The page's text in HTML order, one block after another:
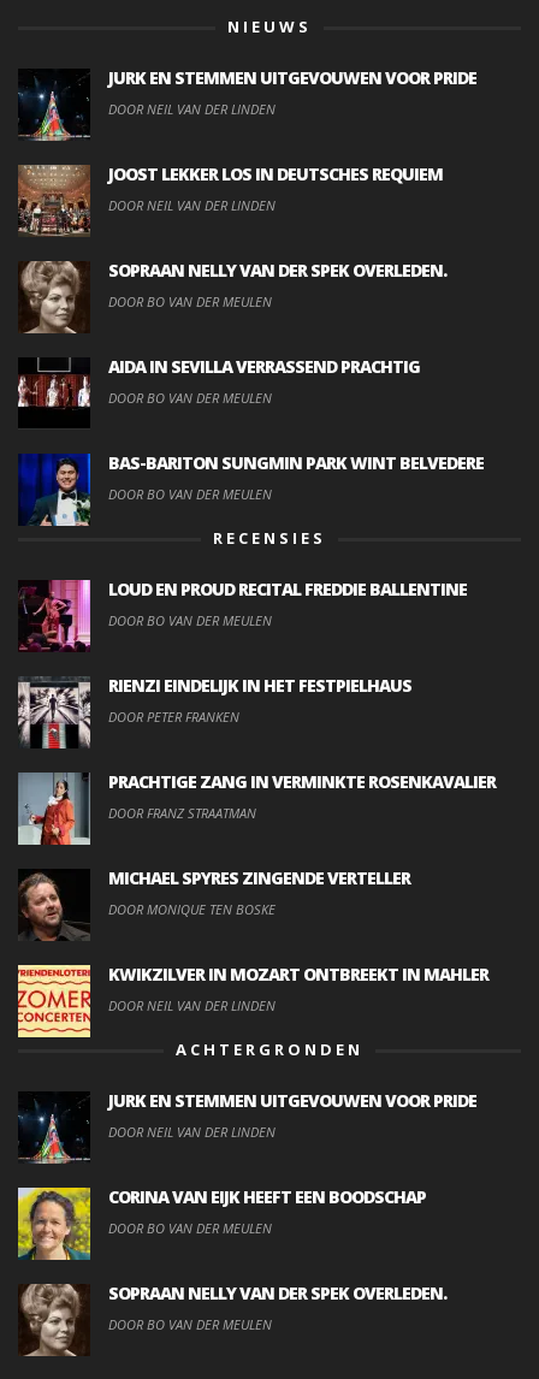
NIEUWS
JURK EN STEMMEN UITGEVOUWEN VOOR PRIDE
DOOR NEIL VAN DER LINDEN
JOOST LEKKER LOS IN DEUTSCHES REQUIEM
DOOR NEIL VAN DER LINDEN
SOPRAAN NELLY VAN DER SPEK OVERLEDEN.
DOOR BO VAN DER MEULEN
AIDA IN SEVILLA VERRASSEND PRACHTIG
DOOR BO VAN DER MEULEN
BAS-BARITON SUNGMIN PARK WINT BELVEDERE
DOOR BO VAN DER MEULEN
RECENSIES
LOUD EN PROUD RECITAL FREDDIE BALLENTINE
DOOR BO VAN DER MEULEN
RIENZI EINDELIJK IN HET FESTPIELHAUS
DOOR PETER FRANKEN
PRACHTIGE ZANG IN VERMINKTE ROSENKAVALIER
DOOR FRANZ STRAATMAN
MICHAEL SPYRES ZINGENDE VERTELLER
DOOR MONIQUE TEN BOSKE
KWIKZILVER IN MOZART ONTBREEKT IN MAHLER
DOOR NEIL VAN DER LINDEN
ACHTERGRONDEN
JURK EN STEMMEN UITGEVOUWEN VOOR PRIDE
DOOR NEIL VAN DER LINDEN
CORINA VAN EIJK HEEFT EEN BOODSCHAP
DOOR BO VAN DER MEULEN
SOPRAAN NELLY VAN DER SPEK OVERLEDEN.
DOOR BO VAN DER MEULEN